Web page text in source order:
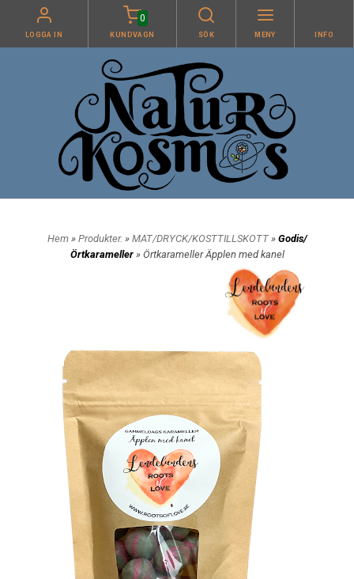
LOGGA IN
0
KUNDVAGN SÖK MENY INFO
Hem» Produkter. » MAT/DRYCK/KOSTTILLSKOTT » Godis/
Örtkarameller » Örtkarameller Äpplen med kanel